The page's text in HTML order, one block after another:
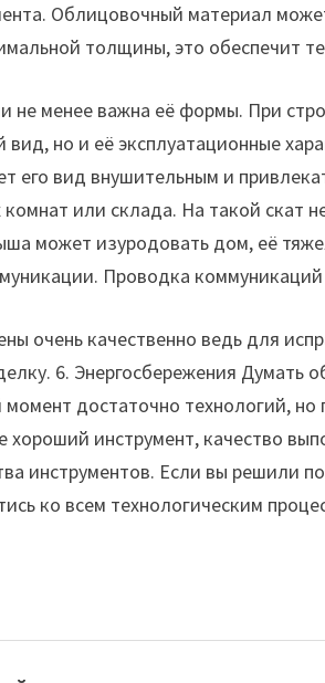
Облицовочный материал
толщины, это обеспечит
не менее важна её формы. При
но и её эксплуатационные
его вид внушительным и
или склада. На такой скат
может изуродовать дом, её
Проводка
очень качественно ведь для
6. Энергосбережения Думать
достаточно технологий,
хороший инструмент, качество
инструментов. Если вы решили
ко всем технологическим